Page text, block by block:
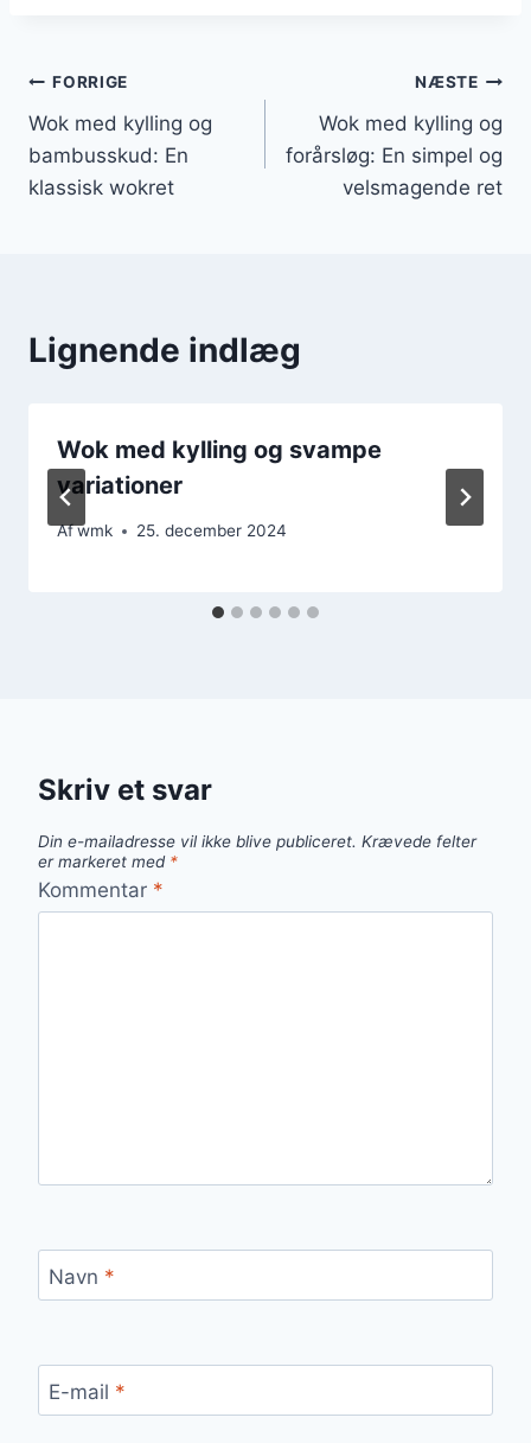
Indlægsnavigation
FORRIGE
Wok med kylling og
bambusskud: En
klassisk wokret
NÆSTE
Wok med kylling og
forårsløg: En simpel og
velsmagende ret
Lignende indlæg
Wok med kylling og svampe
variationer
Afwmk 25. december 2024
Skriv et svar
Din e-mailadresse vil ikke blive publiceret. Krævede felter
er markeret med *
Kommentar *
Navn *
E-mail *